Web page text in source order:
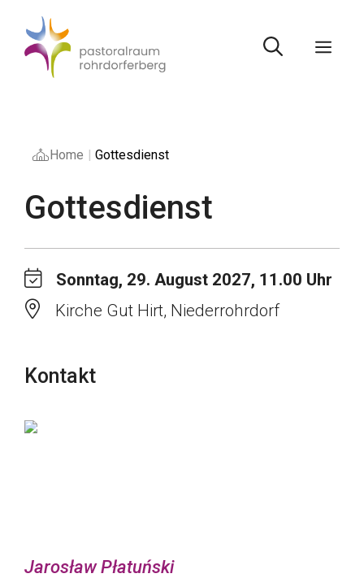
Inhalt
Home Gottesdienst
Gottesdienst
Sonntag, 29. August 2027, 11.00 Uhr
Kirche Gut Hirt, Niederrohrdorf
Kontakt
Jarosław Płatuński